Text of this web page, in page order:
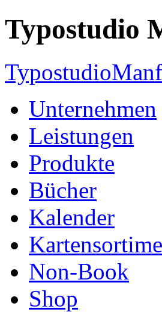
Typostudio
Typostudio
Unternehmen
Leistungen
Produkte
Bücher
Kalender
Non-Book
Shop